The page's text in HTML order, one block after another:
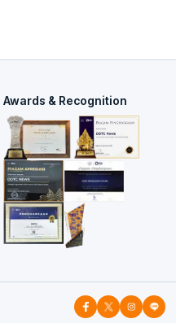
Awards & Recognition